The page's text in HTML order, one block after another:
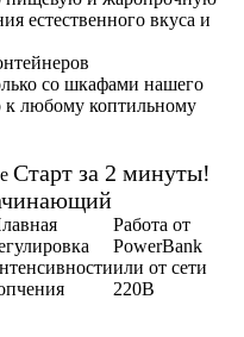
естественного вкуса и
со шкафами нашего
к любому коптильному
Старт за 2 минуты!
Работа от
PowerBank
или от сети
220В